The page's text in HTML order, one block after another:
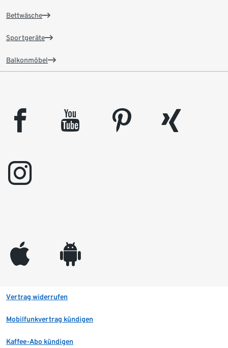
Bettwäsche
Sportgeräte
Balkonmöbel
facebook youtube pinterest
xing
instagram
appleinc android
Vertrag widerrufen
Mobilfunkvertrag kündigen
Kaffee-Abo kündigen